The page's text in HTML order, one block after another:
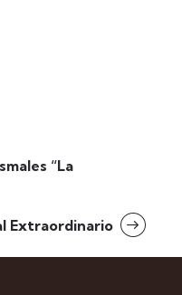
“La
Extraordinario